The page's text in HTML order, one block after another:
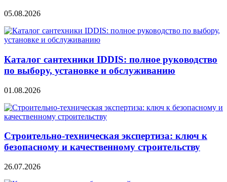
05.08.2026
Каталог сантехники IDDIS: полное руководство
по выбору, установке и обслуживанию
01.08.2026
Строительно‑техническая экспертиза: ключ к
безопасному и качественному строительству
26.07.2026